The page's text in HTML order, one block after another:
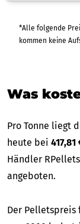
*Alle folgende Preise
Was
Pro Tonne liegt
heute bei
Händler
angeboten.
Der Pelletspreis